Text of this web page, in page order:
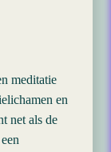
meditatie
en
net als de